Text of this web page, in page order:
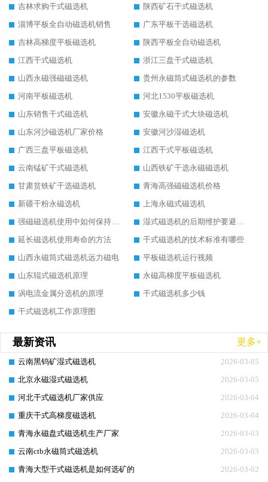
吉林求购干式磁选机
陕西矿石干式磁选机
淄博平板全自动磁选机销售
广东平板干选磁选机
吉林高梯度平板磁选机
陕西平板全自动磁选机
江西干式磁选机
浙江三盘干式磁选机
山西永磁强磁磁选机
贵州永磁筒式磁选机的参数
河南平板磁选机
河北1530平板磁选机
山东销售干式磁选机
安徽永磁干式大块磁选机
山东河沙磁选机厂家价格
安徽河沙湿磁选机
广西三盘平板磁选机
江西干式平板磁选机
云南锰矿干式磁选机
山西铁矿干选永磁磁选机
甘肃贫铁矿干选磁选机
青海高强磁磁选机价格
新疆干粉永磁选机
上海永磁式磁选机
强磁磁选机使用中如何保持其顺畅运行
湿式磁选机的后期维护要避开哪些坑
延长磁选机使用寿命的方法
干式磁选机的技术标准有哪些
山西永磁筒式磁选机远力磁电
平板磁选机运行视频
山东辊式磁选机原理
永磁高梯度平板磁选机
涡电流金属分选机的原理
干式磁选机多少钱
干式磁选机工作原理图
最新资讯 更多+
2026-03-05
云南黑钨矿湿式磁选机
2026-03-05
北京永磁湿式磁选机
2026-03-04
河北干式磁选机厂家供应
2026-03-04
重庆干式高梯度磁选机
2026-03-03
青海永磁盘式磁选机生产厂家
2026-03-03
云南ctb永磁筒式磁选机
2026-03-02
青海大型干式磁选机是如何选矿的